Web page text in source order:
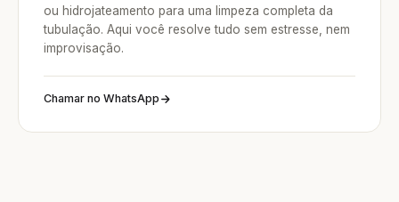
ou hidrojateamento para uma limpeza completa da
tubulação. Aqui você resolve tudo sem estresse, nem
improvisação.
Chamar no WhatsApp